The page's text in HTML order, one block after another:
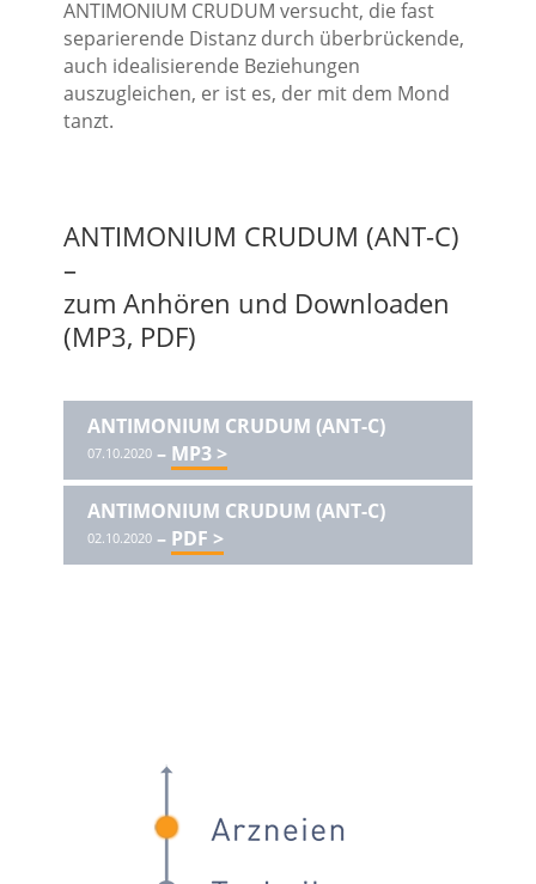
ANTIMONIUM CRUDUM versucht, die fast
separierende Distanz durch überbrückende,
auch idealisierende Beziehungen
auszugleichen, er ist es, der mit dem Mond
tanzt.
ANTIMONIUM CRUDUM (ANT-C)
–
zum Anhören und Downloaden
(MP3, PDF)
ANTIMONIUM CRUDUM (ANT-C)
07.10.2020– MP3 >
ANTIMONIUM CRUDUM (ANT-C)
02.10.2020– PDF >